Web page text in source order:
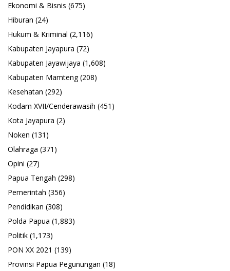
Ekonomi & Bisnis (675)
Hiburan (24)
Hukum & Kriminal (2,116)
Kabupaten Jayapura (72)
Kabupaten Jayawijaya (1,608)
Kabupaten Mamteng(208)
Kesehatan (292)
Kodam XVII/Cenderawasih (451)
Kota Jayapura (2)
Noken (131)
Olahraga (371)
Opini (27)
Papua Tengah (298)
Pemerintah (356)
Pendidikan (308)
Polda Papua (1,883)
Politik (1,173)
PON XX 2021 (139)
Provinsi Papua Pegunungan (18)